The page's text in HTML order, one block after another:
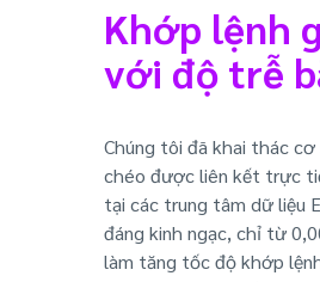
Khớp lệnh
với độ trễ
Chúng tôi đã khai thác
chéo được liên kết trực
tại các trung tâm dữ liệu
đáng kinh ngạc, chỉ từ
làm tăng tốc độ khớp